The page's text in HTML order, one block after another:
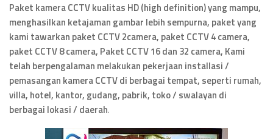
Paket kamera CCTV kualitas HD (high definition) yang mampu,
menghasilkan ketajaman gambar lebih sempurna, paket yang
kami tawarkan paket CCTV 2camera, paket CCTV 4 camera,
paket CCTV 8 camera, Paket CCTV 16 dan 32 camera, Kami
telah berpengalaman melakukan pekerjaan installasi /
pemasangan kamera CCTV di berbagai tempat, seperti rumah,
villa, hotel, kantor, gudang, pabrik, toko / swalayan di
berbagai lokasi / daerah.